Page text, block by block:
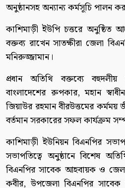
অনুষ্ঠানসহ অন্যান্য কর্মসূচি পালন
কাশিমাড়ী ইউপি চত্তরে অনুষ্ঠিত
বক্তব্য রাখেন সাতক্ষীরা জেলা
মনিরুজ্জামান।
প্রধান অতিথি বক্তব্যে বহুদলীয়
বাংলাদেশের রুপকার, মহান
জিয়াউর রহমান বীরউত্তমের
বর্তমান সরকারের সফল কার্যক্রম
কাশিমাড়ী ইউনিয়ন বিএনপির
সভাপতিত্বে অনুষ্ঠানে বিশেষ
বিএনপির সাবেক আহবায়ক ও
কবীর, উপজেলা বিএনপির